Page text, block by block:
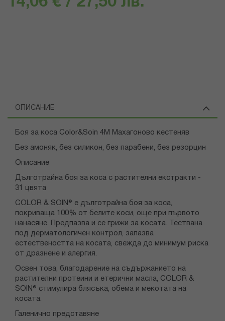
ОПИСАНИЕ
Боя за коса Color&Soin 4М Махагоново кестеняв
Без амоняк, без силикон, без парабени, без резорцин
Описание
Дълготрайна боя за коса с растителни екстракти -
31 цвята
COLOR & SOIN® е дълготрайна боя за коса,
покриваща 100% от белите коси, още при първото
нанасяне. Предпазва и се грижи за косата. Тествана
под дерматологичен контрол, запазва
естествеността на косата, свежда до минимум риска
от дразнене и алергия.
Освен това, благодарение на съдържанието на
растителни протеини и етерични масла, COLOR &
SOIN® стимулира блясъка, обема и мекотата на
косата.
Галенично представяне